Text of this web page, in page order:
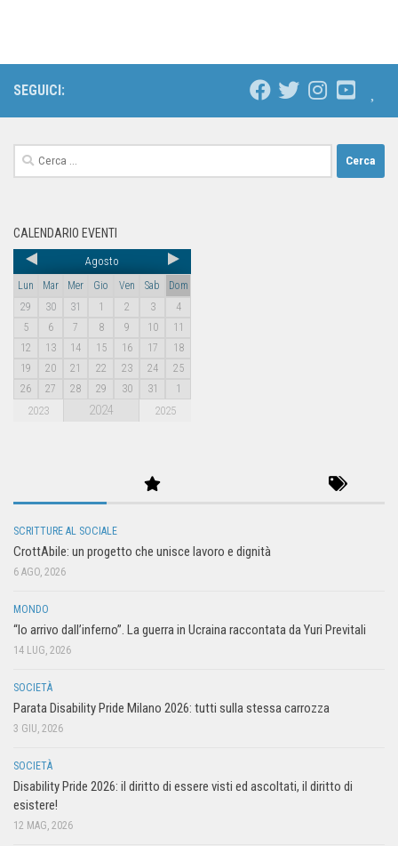
SEGUICI:
CALENDARIO EVENTI
Agosto
Lun Mar Mer Gio Ven Sab
Dom
29
30 31 1 2 3
4
5
6 7 8 9 10
11
12
13 14 15 16 17
18
19
20 21 22 23 24
25
26
27 28 29 30 31 1
2023 2024 2025
SCRITTURE AL SOCIALE
CrottAbile: un progetto che unisce lavoro e dignità
6 AGO, 2026
MONDO
“Io arrivo dall’inferno”. La guerra in Ucraina raccontata da Yuri Previtali
14 LUG, 2026
SOCIETÀ
Parata Disability Pride Milano 2026: tutti sulla stessa carrozza
3 GIU, 2026
SOCIETÀ
Disability Pride 2026: il diritto di essere visti ed ascoltati, il diritto di
esistere!
12 MAG, 2026